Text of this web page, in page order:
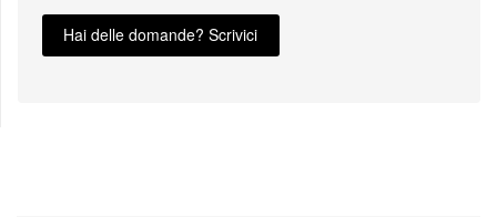
Hai delle domande? Scrivici